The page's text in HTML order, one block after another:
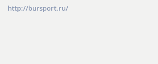
http://bursport.ru/